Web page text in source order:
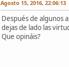
Agosto 15, 2016, 22:06:13
Después de algunos
dejas de lado las
Que opináis?